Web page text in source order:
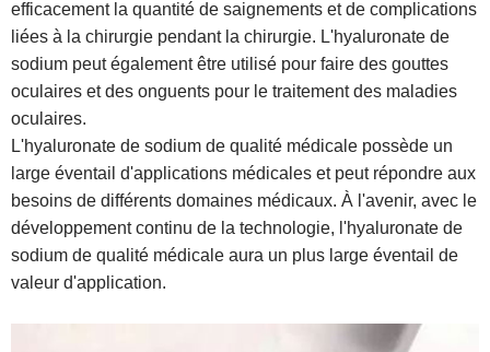
efficacement la quantité de saignements et de complications
liées à la chirurgie pendant la chirurgie. L'hyaluronate de
sodium peut également être utilisé pour faire des gouttes
oculaires et des onguents pour le traitement des maladies
oculaires.
L'hyaluronate de sodium de qualité médicale possède un
large éventail d'applications médicales et peut répondre aux
besoins de différents domaines médicaux. À l'avenir, avec le
développement continu de la technologie, l'hyaluronate de
sodium de qualité médicale aura un plus large éventail de
valeur d'application.